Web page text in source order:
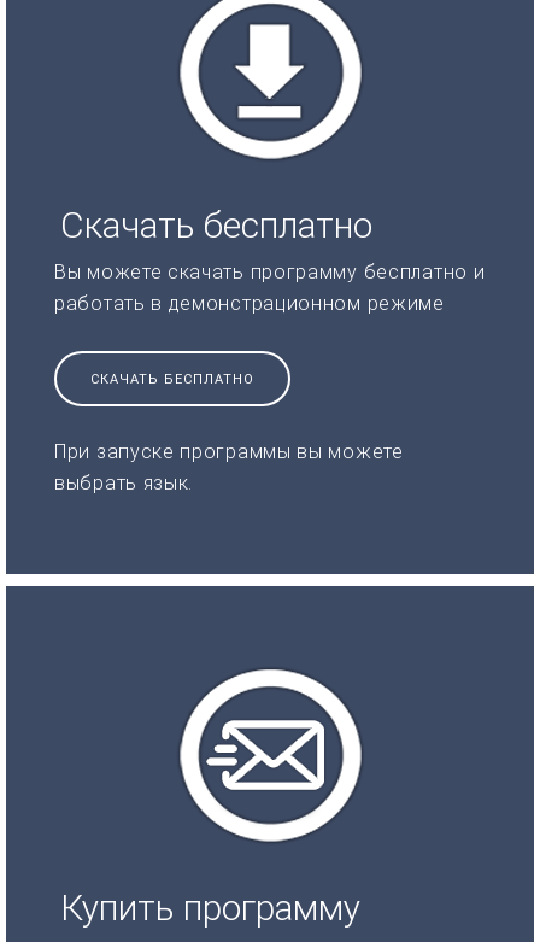
Скачать бесплатно
Вы можете скачать программу бесплатно и
работать в демонстрационном режиме
СКАЧАТЬ БЕСПЛАТНО
При запуске программы вы можете
выбрать язык.
Купить программу